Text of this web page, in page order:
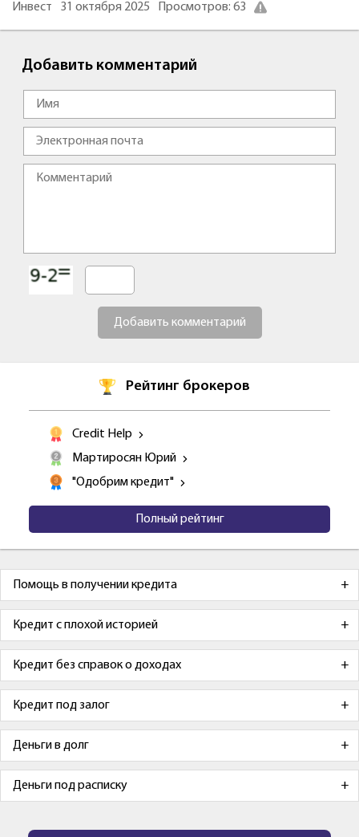
Инвест 31 октября 2025 Просмотров: 63
Добавить комментарий
Добавить комментарий
Рейтинг брокеров
Credit Help
Мартиросян Юрий
"Одобрим кредит"
Полный рейтинг
Помощь в получении кредита
Кредит с плохой историей
Кредит без справок о доходах
Кредит под залог
Деньги в долг
Деньги под расписку